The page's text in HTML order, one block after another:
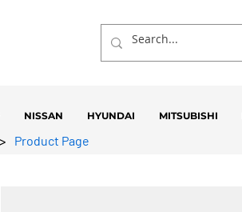
Product Page
NISSAN HYUNDAI MITSUBISHI